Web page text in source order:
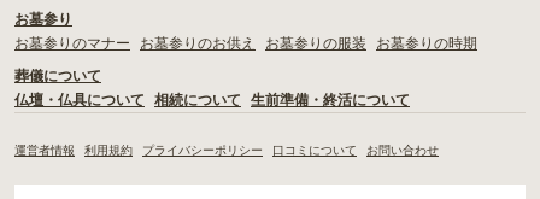
お墓参り
お墓参りのマナー
お墓参りのお供え お墓参りの服装
お墓参りの時期
葬儀について
仏壇・仏具について
相続について 生前準備・終活について
運営者情報 利用規約 プライバシーポリシー 口コミについて お問い合わせ